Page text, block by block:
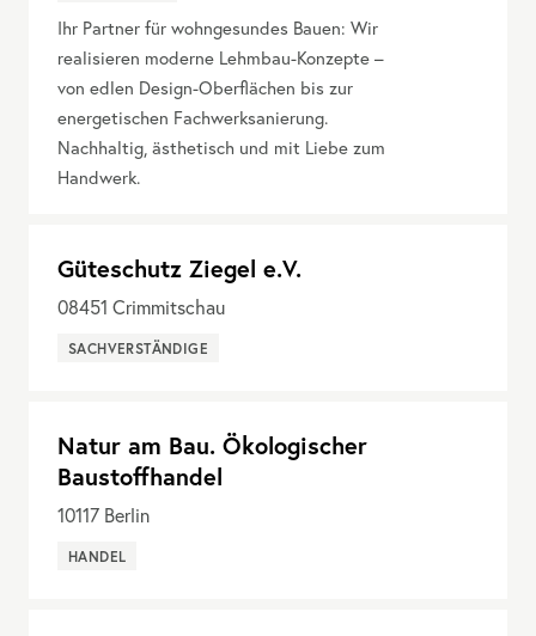
Ihr Partner für wohngesundes Bauen: Wir
realisieren moderne Lehmbau-Konzepte –
von edlen Design-Oberflächen bis zur
energetischen Fachwerksanierung.
Nachhaltig, ästhetisch und mit Liebe zum
Handwerk.
Güteschutz Ziegel e.V.
08451 Crimmitschau
SACHVERSTÄNDIGE
Natur am Bau. Ökologischer
Baustoffhandel
10117 Berlin
HANDEL